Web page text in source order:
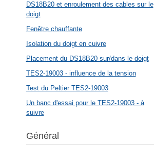
DS18B20 et enroulement des cables sur le
doigt
Fenêtre chauffante
Isolation du doigt en cuivre
Placement du DS18B20 sur/dans le doigt
TES2-19003 - influence de la tension
Test du Peltier TES2-19003
Un banc d'essai pour le TES2-19003 - à
suivre
Général